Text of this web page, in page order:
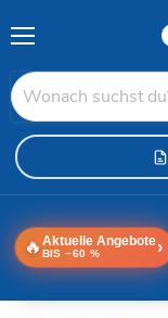
🔥 Aktuelle Angebote
BIS −60 % ›